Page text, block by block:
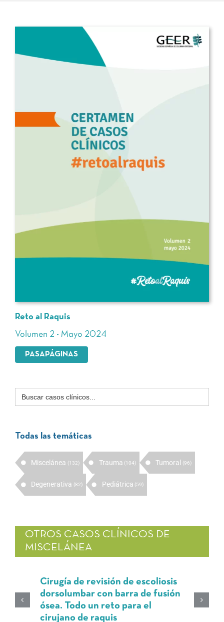
Reto al Raquis
Volumen 2 - Mayo 2024
PASAPÁGINAS
Buscar:
Todas las temáticas
Miscelánea (132) Trauma (104) Tumoral (96)
Degenerativa (82) Pediátrica (59)
OTROS CASOS CLÍNICOS DE
MISCELÁNEA
Cirugía de revisión de escoliosis
dorsolumbar con barra de fusión
ósea. Todo un reto para el
cirujano de raquis